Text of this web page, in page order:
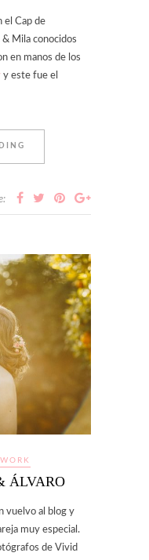
el Cap de
Mila conocidos
en manos de los
y este fue el
WORK
ÁLVARO
vuelvo al blog y
muy especial.
de Vivid